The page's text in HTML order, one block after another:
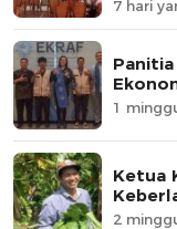
7 hari
1
Ketua
2